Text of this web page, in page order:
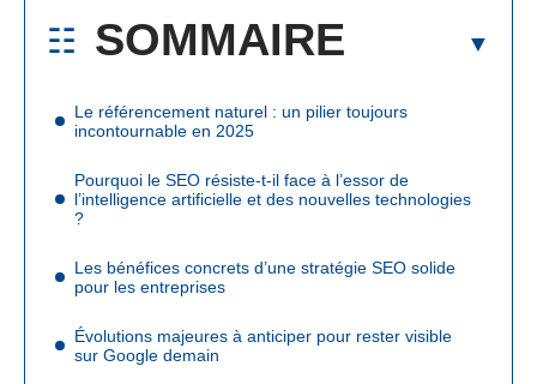
SOMMAIRE
Le référencement naturel : un pilier toujours
incontournable en 2025
Pourquoi le SEO résiste-t-il face à l’essor de
l’intelligence artificielle et des nouvelles technologies
?
Les bénéfices concrets d’une stratégie SEO solide
pour les entreprises
Évolutions majeures à anticiper pour rester visible
sur Google demain